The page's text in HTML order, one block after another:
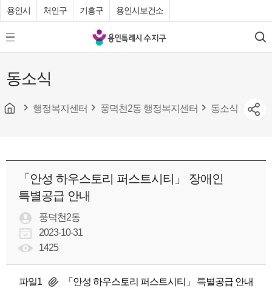
용인시 처인구 기흥구 용인시보건소
모
바
메
뉴
튼
용
인
수
청
검
색
동소식
행정복지센터 풍덕천2동 행정복지센터 동소식
「안성 하우스토리 퍼스트시티」 장애인
특별공급 안내
풍덕천2동
2023-10-31
1425
파일1
「안성 하우스토리 퍼스트시티」 특별공급 안내